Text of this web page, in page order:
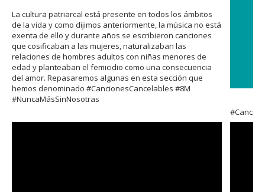
La cultura patriarcal está presente en todos los ámbitos
de la vida y como dijimos anteriormente, la música no está
exenta de ello y durante años se escribieron canciones
que cosificaban a las mujeres, naturalizaban las
relaciones de hombres adultos con niñas menores de
edad y planteaban el femicidio como una consecuencia
del amor. Repasaremos algunas en esta sección que
hemos denominado #CancionesCancelables #8M
#NuncaMásSinNosotras